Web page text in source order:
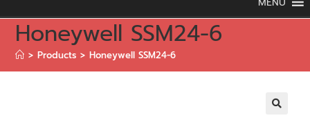
Honeywell SSM24-6
> Products > Honeywell SSM24-6